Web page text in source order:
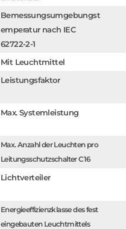
Bemessungsumgebungst
emperatur nach IEC
62722-2-1
Mit Leuchtmittel
Leistungsfaktor
Max. Systemleistung
Max. Anzahl der Leuchten pro
Leitungsschutzschalter C16
Lichtverteiler
Energieeffizienzklasse des fest
eingebauten Leuchtmittels